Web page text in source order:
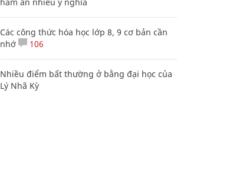
Các công thức hóa học lớp 8, 9 cơ bản cần
nhớ
106
Nhiều điểm bất thường ở bằng đại học của
Lý Nhã Kỳ